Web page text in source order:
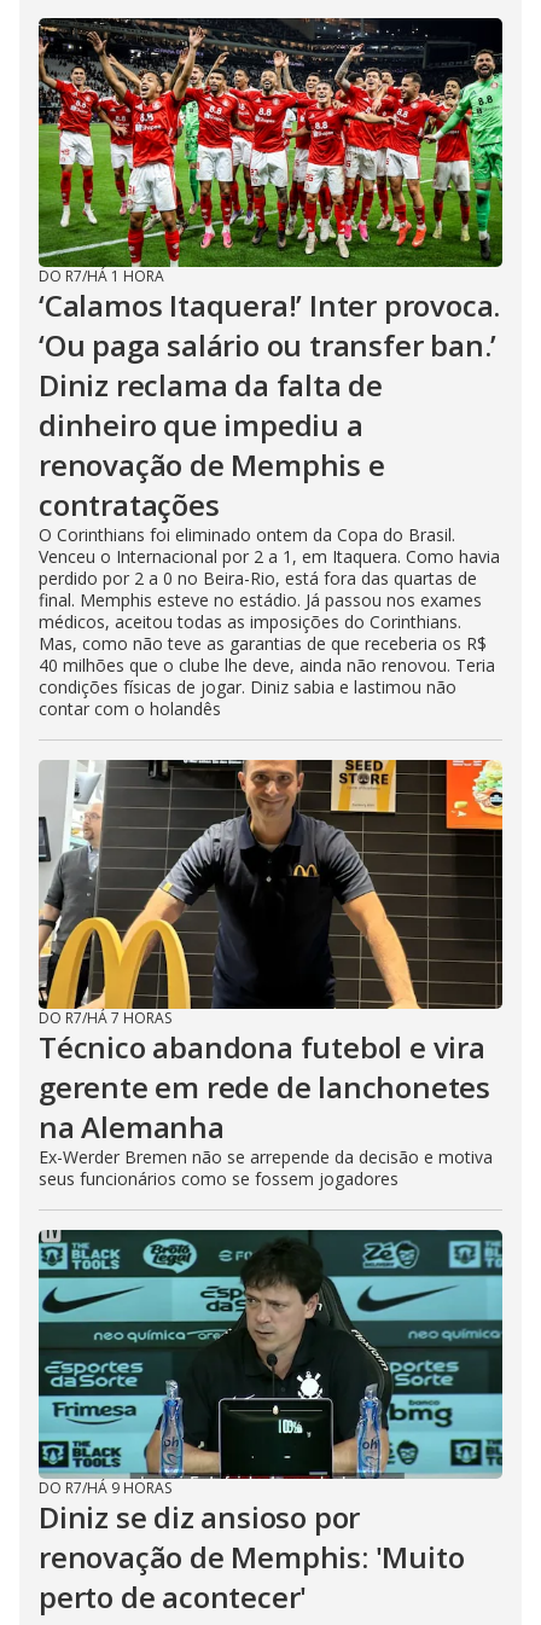
DO R7/HÁ 1 HORA
‘Calamos Itaquera!’ Inter provoca.
‘Ou paga salário ou transfer ban.’
Diniz reclama da falta de
dinheiro que impediu a
renovação de Memphis e
contratações
O Corinthians foi eliminado ontem da Copa do Brasil.
Venceu o Internacional por 2 a 1, em Itaquera. Como havia
perdido por 2 a 0 no Beira-Rio, está fora das quartas de
final. Memphis esteve no estádio. Já passou nos exames
médicos, aceitou todas as imposições do Corinthians.
Mas, como não teve as garantias de que receberia os R$
40 milhões que o clube lhe deve, ainda não renovou. Teria
condições físicas de jogar. Diniz sabia e lastimou não
contar com o holandês
DO R7/HÁ 7 HORAS
Técnico abandona futebol e vira
gerente em rede de lanchonetes
na Alemanha
Ex-Werder Bremen não se arrepende da decisão e motiva
seus funcionários como se fossem jogadores
DO R7/HÁ 9 HORAS
Diniz se diz ansioso por
renovação de Memphis: 'Muito
perto de acontecer'